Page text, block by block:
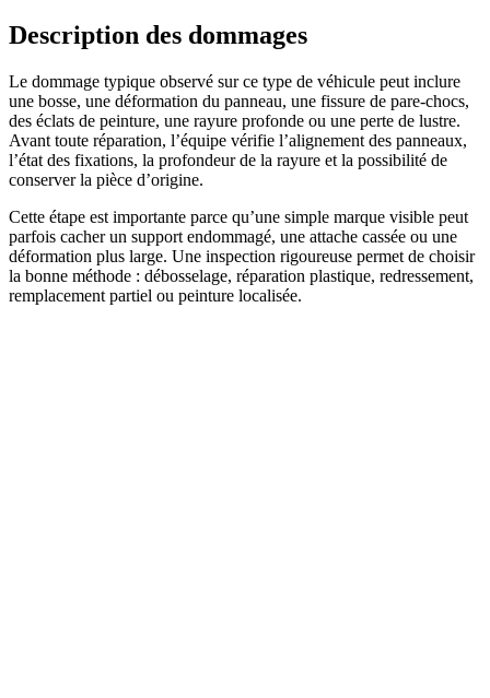
Description des dommages
Le dommage typique observé sur ce type de véhicule peut inclure
une bosse, une déformation du panneau, une fissure de pare-chocs,
des éclats de peinture, une rayure profonde ou une perte de lustre.
Avant toute réparation, l’équipe vérifie l’alignement des panneaux,
l’état des fixations, la profondeur de la rayure et la possibilité de
conserver la pièce d’origine.
Cette étape est importante parce qu’une simple marque visible peut
parfois cacher un support endommagé, une attache cassée ou une
déformation plus large. Une inspection rigoureuse permet de choisir
la bonne méthode : débosselage, réparation plastique, redressement,
remplacement partiel ou peinture localisée.